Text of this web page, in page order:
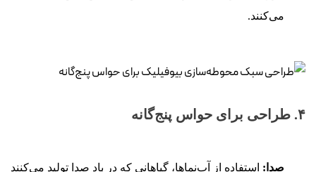
می‌کنند.
۴. طراحی برای حواس پنج‌گانه
صدا: استفاده از آب‌نماها، گیاهانی که در باد صدا تولید می‌کنند